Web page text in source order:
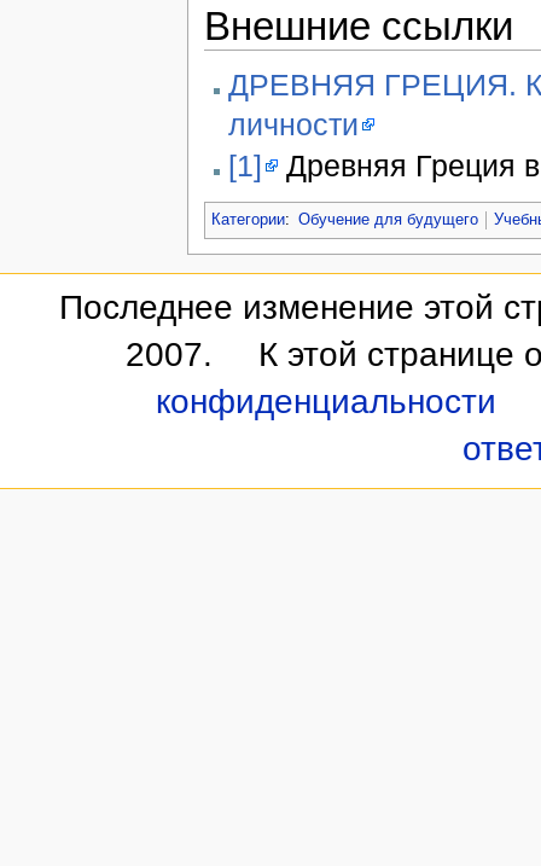
Внешние ссылки
ДРЕВНЯЯ ГРЕЦИЯ.
личности
[1] Древняя Греция
Категории: Обучение для будущего
Последнее изменение этой
2007.
К этой странице
конфиденциальности